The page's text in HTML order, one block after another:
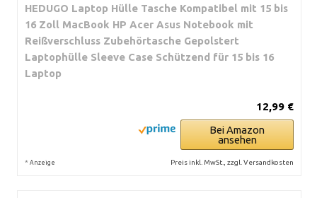
HEDUGO Laptop Hülle Tasche Kompatibel mit 15 bis
16 Zoll MacBook HP Acer Asus Notebook mit
Reißverschluss Zubehörtasche Gepolstert
Laptophülle Sleeve Case Schützend für 15 bis 16
Laptop
12,99 €
Bei Amazon
ansehen
* Anzeige Preis inkl. MwSt., zzgl. Versandkosten